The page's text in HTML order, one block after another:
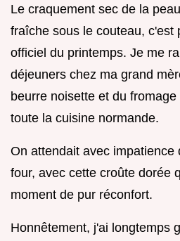
Le craquement sec de la
fraîche sous le couteau, c'est
officiel du printemps. Je me
déjeuners chez ma grand
beurre noisette et du
toute la cuisine normande.
On attendait avec impatience
four, avec cette croûte dorée
moment de pur réconfort.
Honnêtement, j'ai longtemps